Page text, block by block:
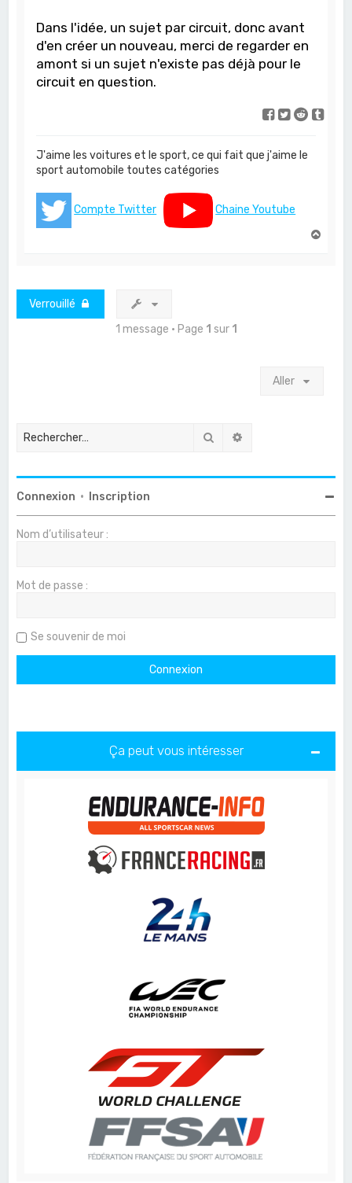
Dans l'idée, un sujet par circuit, donc avant
d'en créer un nouveau, merci de regarder en
amont si un sujet n'existe pas déjà pour le
circuit en question.
J'aime les voitures et le sport, ce qui fait que j'aime le
sport automobile toutes catégories
Compte Twitter
Chaine Youtube
Verrouillé
1 message • Page 1 sur 1
Aller
Rechercher
Connexion • Inscription
Nom d’utilisateur :
Mot de passe :
Se souvenir de moi
Ça peut vous intéresser